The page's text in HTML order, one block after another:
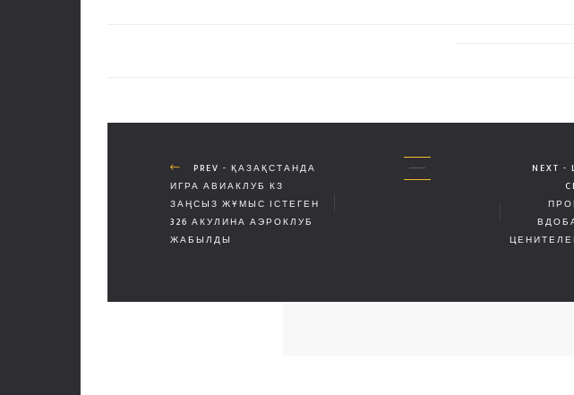
PREV - ҚАЗАҚСТАНДА
ИГРА АВИАКЛУБ КЗ
ЗАҢСЫЗ ЖҰМЫС ІСТЕГЕН
326 АКУЛИНА АЭРОКЛУБ
ЖАБЫЛДЫ
NEXT -